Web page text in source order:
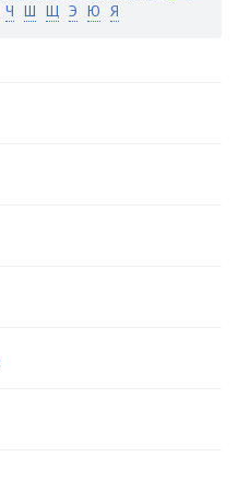
Ч Ш Щ Э Ю Я